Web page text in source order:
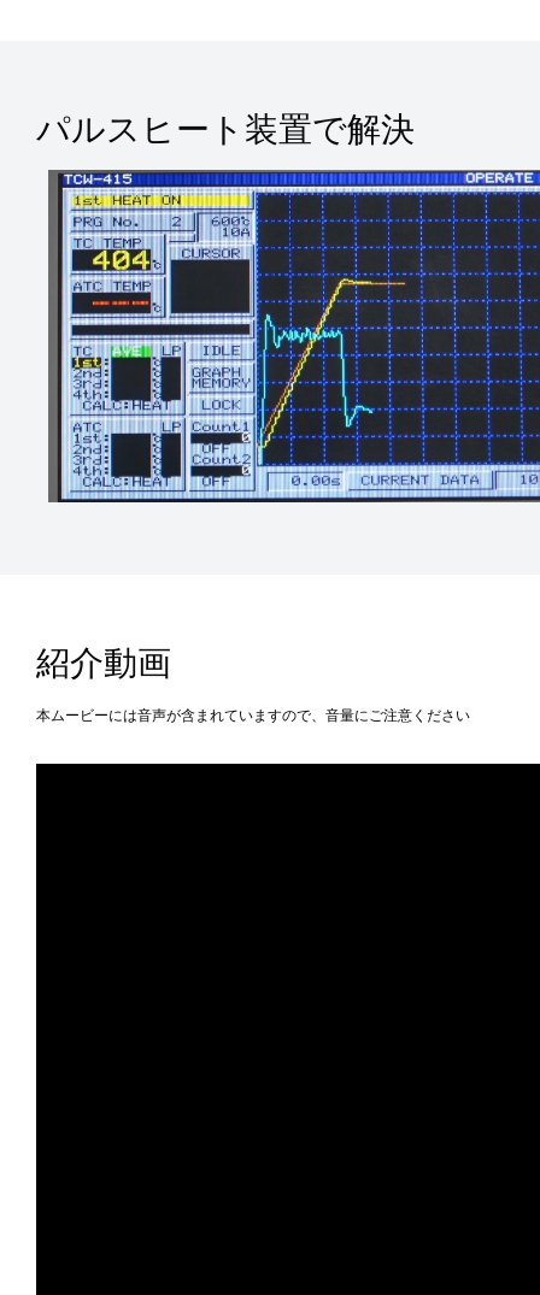
パルスヒート装置で解決
紹介動画
本ムービーには音声が含まれていますので、音量にご注意ください